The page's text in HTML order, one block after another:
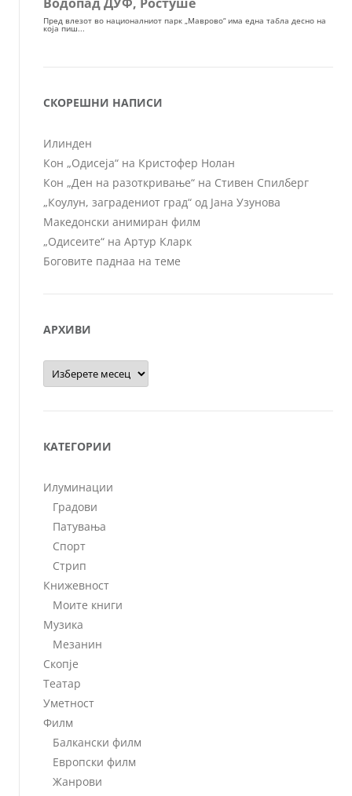
СКОРЕШНИ НАПИСИ
Илинден
Кон „Одисеја“ на Кристофер Нолан
Кон „Ден на разоткривање“ на Стивен Спилберг
„Коулун, заградениот град“ од Јана Узунова
Македонски анимиран филм
„Одисеите“ на Артур Кларк
Боговите паднаа на теме
АРХИВИ
Архиви
КАТЕГОРИИ
Илуминации
Градови
Патувања
Спорт
Стрип
Книжевност
Моите книги
Музика
Мезанин
Скопје
Театар
Уметност
Филм
Балкански филм
Европски филм
Жанрови